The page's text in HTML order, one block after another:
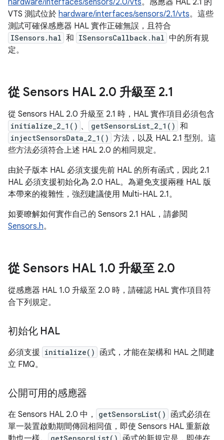
hardware/interfaces/sensors/2.0/vts。感應器 HAL 2.1 的
VTS 測試位於 hardware/interfaces/sensors/2.1/vts。這些
測試可確保感應器 HAL 實作正確無誤，且符合
ISensors.hal 和 ISensorsCallback.hal 中的所有規
定。
從 Sensors HAL 2.0 升級至 2.1
從 Sensors HAL 2.0 升級至 2.1 時，HAL 實作項目必須包含
initialize_2_1() 、 getSensorsList_2_1() 和
injectSensorsData_2_1() 方法，以及 HAL 2.1 型別。這
些方法必須符合上述 HAL 2.0 的相同規定。
由於子版本 HAL 必須支援先前 HAL 的所有函式，因此 2.1
HAL 必須支援初始化為 2.0 HAL。為避免支援兩種 HAL 版
本帶來的複雜性，強烈建議使用 Multi-HAL 2.1。
如要瞭解如何實作自己的 Sensors 2.1 HAL，請參閱
Sensors.h。
從 Sensors HAL 1.0 升級至 2.0
從感應器 HAL 1.0 升級至 2.0 時，請確認 HAL 實作項目符
合下列規定。
初始化 HAL
必須支援 initialize()
函式，才能在架構和 HAL 之間建
立 FMQ。
公開可用的感應器
在 Sensors HAL 2.0 中， getSensorsList()
函式必須在
單一裝置啟動期間傳回相同值，即使 Sensors HAL 重新啟